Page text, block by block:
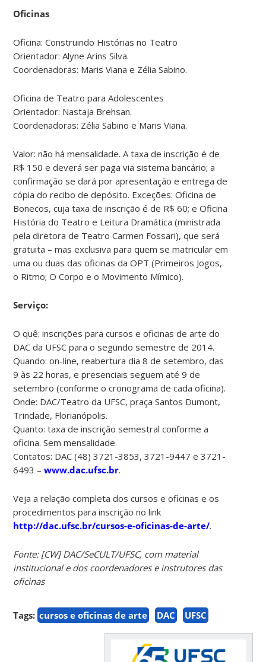
Oficinas
Oficina: Construindo Histórias no Teatro
Orientador: Alyne Arins Silva.
Coordenadoras: Maris Viana e Zélia Sabino.
Oficina de Teatro para Adolescentes
Orientador: Nastaja Brehsan.
Coordenadoras: Zélia Sabino e Maris Viana.
Valor: não há mensalidade. A taxa de inscrição é de
R$ 150 e deverá ser paga via sistema bancário; a
confirmação se dará por apresentação e entrega de
cópia do recibo de depósito. Exceções: Oficina de
Bonecos, cuja taxa de inscrição é de R$ 60; e Oficina
História do Teatro e Leitura Dramática (ministrada
pela diretora de Teatro Carmen Fossari), que será
gratuita – mas exclusiva para quem se matricular em
uma ou duas das oficinas da OPT (Primeiros Jogos,
o Ritmo; O Corpo e o Movimento Mímico).
Serviço:
O quê: inscrições para cursos e oficinas de arte do
DAC da UFSC para o segundo semestre de 2014.
Quando: on-line, reabertura dia 8 de setembro, das
9 às 22 horas, e presenciais seguem até 9 de
setembro (conforme o cronograma de cada oficina).
Onde: DAC/Teatro da UFSC, praça Santos Dumont,
Trindade, Florianópolis.
Quanto: taxa de inscrição semestral conforme a
oficina. Sem mensalidade.
Contatos: DAC (48) 3721-3853, 3721-9447 e 3721-
6493 –www.dac.ufsc.br.
Veja a relação completa dos cursos e oficinas e os
procedimentos para inscrição no link
http://dac.ufsc.br/cursos-e-oficinas-de-arte/.
Fonte: [CW] DAC/SeCULT/UFSC, com material
institucional e dos coordenadores e instrutores das
oficinas
Tags: cursos e oficinas de arte DAC UFSC